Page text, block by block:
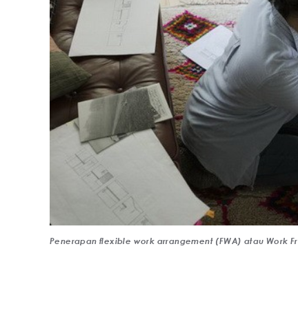
Penerapan flexible work arrangement (FWA) atau Work